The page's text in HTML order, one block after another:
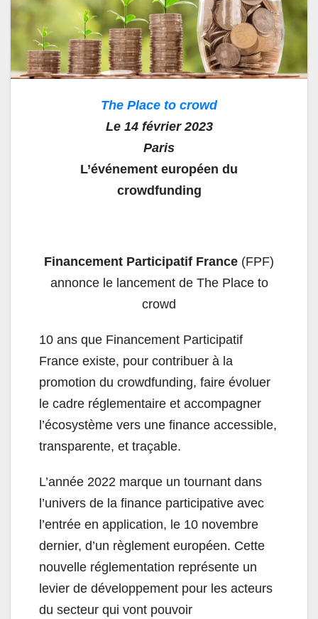
The Place to crowd
Le 14 février 2023
Paris
L’événement européen du
crowdfunding
Financement Participatif France (FPF)
annonce le lancement de The Place to
crowd
10 ans que Financement Participatif
France existe, pour contribuer à la
promotion du crowdfunding, faire évoluer
le cadre réglementaire et accompagner
l’écosystème vers une finance accessible,
transparente, et traçable.
L’année 2022 marque un tournant dans
l’univers de la finance participative avec
l’entrée en application, le 10 novembre
dernier, d’un règlement européen. Cette
nouvelle réglementation représente un
levier de développement pour les acteurs
du secteur qui vont pouvoir